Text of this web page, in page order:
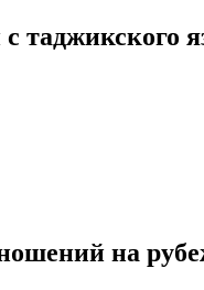
таджикского
на